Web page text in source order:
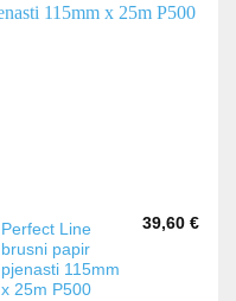
Perfect Line
brusni papir
pjenasti 115mm
x 25m P500
39,60 €